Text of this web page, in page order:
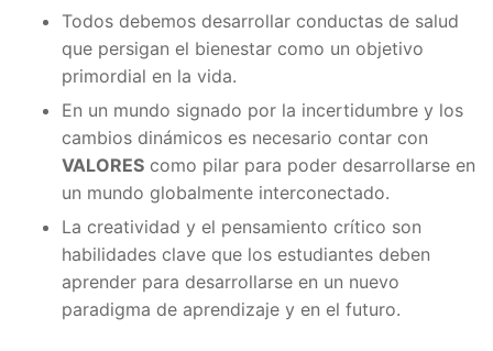
Todos debemos desarrollar conductas de salud
que persigan el bienestar como un objetivo
primordial en la vida.
En un mundo signado por la incertidumbre y los
cambios dinámicos es necesario contar con
VALORES como pilar para poder desarrollarse en
un mundo globalmente interconectado.
La creatividad y el pensamiento crítico son
habilidades clave que los estudiantes deben
aprender para desarrollarse en un nuevo
paradigma de aprendizaje y en el futuro.